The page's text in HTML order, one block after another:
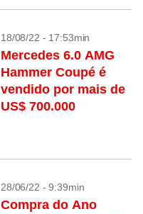
18/08/22 - 17:53min
Mercedes 6.0 AMG
Hammer Coupé é
vendido por mais de
US$ 700.000
28/06/22 - 9:39min
Compra do Ano